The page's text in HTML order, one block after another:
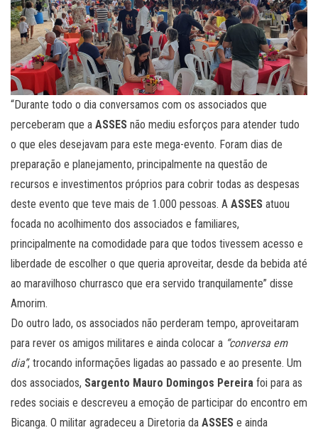
“Durante todo o dia conversamos com os associados que
perceberam que a ASSES não mediu esforços para atender tudo
o que eles desejavam para este mega-evento. Foram dias de
preparação e planejamento, principalmente na questão de
recursos e investimentos próprios para cobrir todas as despesas
deste evento que teve mais de 1.000 pessoas. A ASSES atuou
focada no acolhimento dos associados e familiares,
principalmente na comodidade para que todos tivessem acesso e
liberdade de escolher o que queria aproveitar, desde da bebida até
ao maravilhoso churrasco que era servido tranquilamente” disse
Amorim.
Do outro lado, os associados não perderam tempo, aproveitaram
para rever os amigos militares e ainda colocar a “conversa em
dia”, trocando informações ligadas ao passado e ao presente. Um
dos associados, Sargento Mauro Domingos Pereira foi para as
redes sociais e descreveu a emoção de participar do encontro em
Bicanga. O militar agradeceu a Diretoria da ASSES e ainda